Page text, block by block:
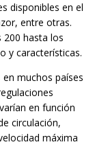
disponibles en el
entre otras.
200 hasta los
y características.
en muchos países
en función
circulación,
máxima